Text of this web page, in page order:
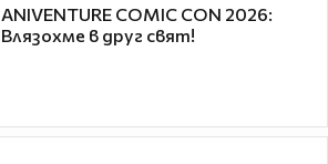
ANIVENTURE COMIC CON 2026:
Влязохме в друг свят!